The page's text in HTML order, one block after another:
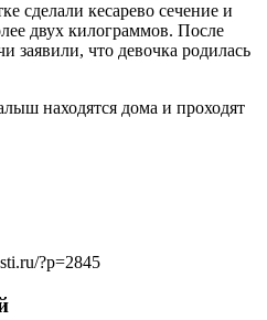
сделали кесарево сечение и
двух килограммов. После
заявили, что девочка родилась
находятся дома и проходят
?p=2845